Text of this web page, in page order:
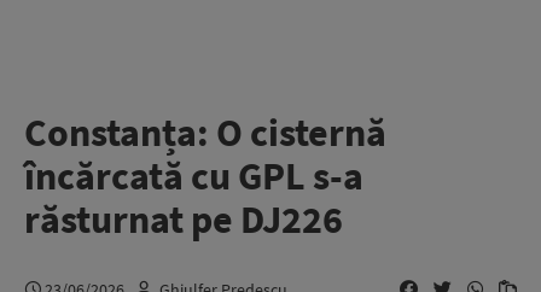
Constanța: O cisternă
încărcată cu GPL s-a
răsturnat pe DJ226